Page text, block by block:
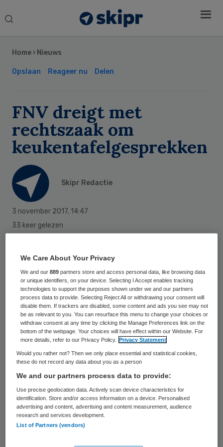
Search
Home › Nieuws
Opslaan Reageer nu Delen
FNV dreigt met
rechtszaak om
keukentafelgesprekken
Skipr Redactie
3 november 2017, 14:47
33 keer gelezen
FNV Zorg & Welzijn stapt naar de rechter
als de gemeente Groningen niet binnen
twee weken 140 verslagen van
keukentafelgesprekken uit 2015 vrijgeeft.
Ook dreigt de vakbond met een dwangsom
die kan oplopen tot 1.260 euro per cliënt.
De vakbond vermoedt dat de gemeente in
zorgbehoefte in een rechtstreeks gesprek
werd vastgesteld. Volgens de gemeente
zijn deze gesprekken wel gevoerd en zitten
de verslagen ervan in de dossiers van de
Sidebar
We Care About Your Privacy
We and our889 partners store and access personal data, like browsing data
or unique identifiers, on your device. Selecting I Accept enables tracking
technologies to support the purposes shown under we and our partners
process data to provide. Selecting Reject All or withdrawing your consent will
disable them. If trackers are disabled, some content and ads you see may not
be as relevant to you. You can resurface this menu to change your choices or
withdraw consent at any time by clicking the Manage Preferences link on the
bottom of the webpage. Your choices will have effect within our Website. For
more details, refer to our Privacy Policy.
Privacy Statement
Would you rather not? Then we only place essential and statistical cookies,
these do not record any data about you as a person
We and our partners process data to provide:
Use precise geolocation data. Actively scan device characteristics for
identification. Store and/or access information on a device. Personalised
advertising and content, advertising and content measurement, audience
research and services development.
List of Partners (vendors)